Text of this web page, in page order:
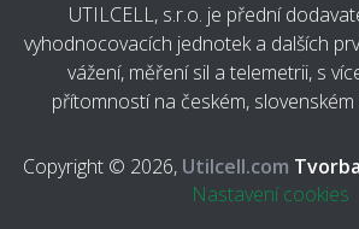
UTILCELL, s.r.o. je přední
vyhodnocovacích jednotek a dalších
vážení, měření sil a telemetrii, s
přítomností na českém,
Copyright © 2026, Utilcell.com
Nastavení cookies